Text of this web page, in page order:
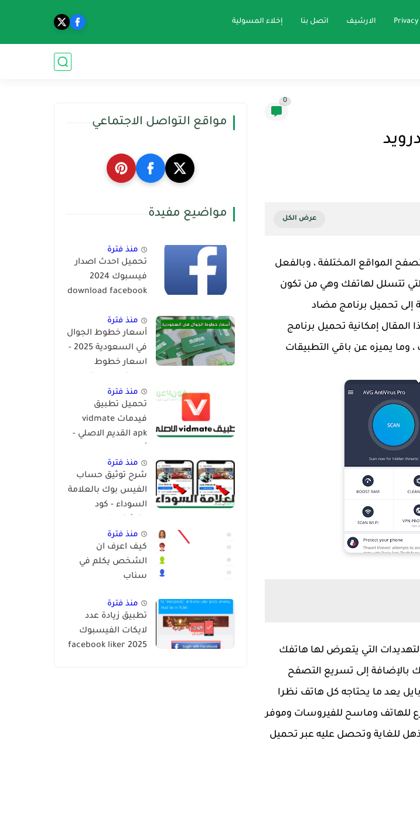
الارشيف اتصل بنا إخلاء المسولية
0
المواقع المختلفة ، وبالفعل
تتسلل لهاتفك وهي من تكون
إلى تحميل برنامج مضاد
المقال إمكانية تحميل برنامج
يميزه عن باقي التطبيقات
التي يتعرض لها هاتفك
بالإضافة إلى تسريع التصفح
يعد ما يحتاجه كل هاتف نظرا
للهاتف وماسح للفيروسات وموفر
للغاية وتحصل عليه عبر تحميل
مواقع التواصل الاجتماعي
مواضيع مفيدة
منذ فترة
تحميل احدث اصدار
فيسبوك 2024
download facebook
منذ فترة
أسعار خطوط الجوال
في السعودية 2025 -
اسعار خطوط
منذ فترة
تحميل تطبيق
فيدمات vidmate
apk القديم الاصلي -
منذ فترة
شرح توثيق حساب
الفيس بوك بالعلامة
السوداء - كود
2024منذ فترة
كيف اعرف ان
الشخص يكلم في
سناب
منذ فترة
تطبيق زيادة عدد
لايكات الفيسبوك
2025 facebook liker